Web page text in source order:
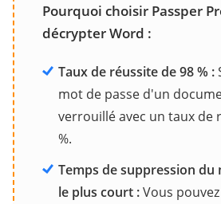
Pourquoi choisir Passper
décrypter Word :
Taux de réussite de 98 % :
mot de passe d'un
verrouillé avec un taux de
%.
Temps de suppression du
le plus court :Vous